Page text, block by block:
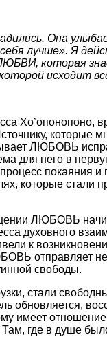
Она
лучше». Я
которая
исходит
Хо’опонопоно,
ЛЮБОВЬ
для него в
покаяния
которые стали
ЛЮБОВЬ
духовного
к
отправляет
свободы.
стали
обновляется,
имеет
где в душе